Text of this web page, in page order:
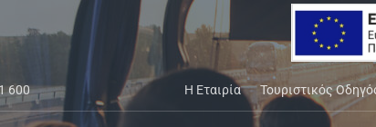
600 Η Εταιρία Τουριστικός